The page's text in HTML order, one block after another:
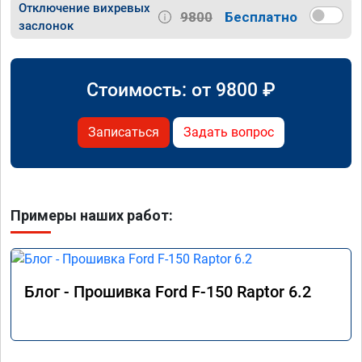
Отключение вихревых
заслонок
9800 Бесплатно
Стоимость: от 9800 ₽
Записаться Задать вопрос
Примеры наших работ:
Блог - Прошивка Ford F-150 Raptor 6.2